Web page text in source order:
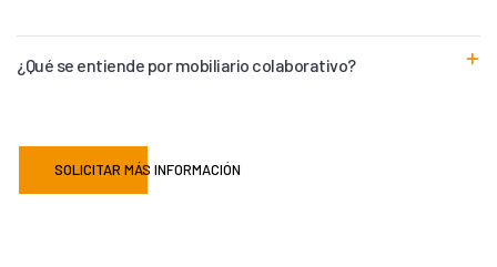
¿Qué se entiende por mobiliario colaborativo?
SOLICITAR MÁS INFORMACIÓN